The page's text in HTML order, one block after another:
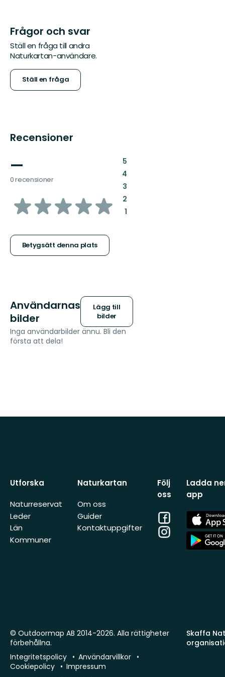
Frågor och svar
Ställ en fråga till andra
Naturkartan-användare.
Ställ en fråga
Recensioner
—
0 recensioner
av
stjärnor
Betygsätt denna plats
5:
4:
3:
2:
1:
Användarnas
bilder
Lägg till
bilder
Inga användarbilder ännu. Bli den
första att dela!
Utforska
Naturreservat
Leder
Län
Kommuner
Naturkartan
Om oss
Guider
Kontaktuppgifter
Följ
oss
Facebook
Instagram
Ladda
app
App
Store
App
Store
Skaffa
© Outdoormap AB 2014-2026. Alla rättigheter
förbehållna.
Integritetspolicy
Användarvillkor
Cookiepolicy
Impressum